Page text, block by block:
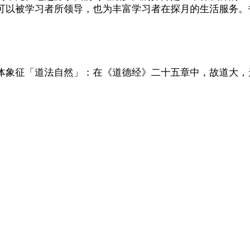
被学习者所领导，也为丰富学习者在探月的生活服务
征「道法自然」：在《道德经》二十五章中，故道大